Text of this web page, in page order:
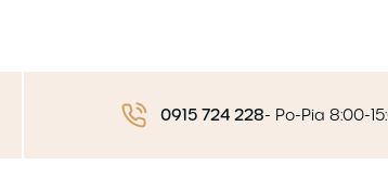
0915 724 228- Po-Pia 8:00-